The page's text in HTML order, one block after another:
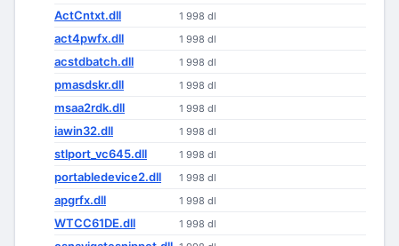
ActCntxt.dll 1 998 dl
act4pwfx.dll 1 998 dl
acstdbatch.dll 1 998 dl
pmasdskr.dll 1 998 dl
msaa2rdk.dll 1 998 dl
iawin32.dll 1 998 dl
stlport_vc645.dll 1 998 dl
portabledevice2.dll 1 998 dl
apgrfx.dll 1 998 dl
WTCC61DE.dll 1 998 dl